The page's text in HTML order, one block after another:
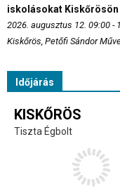
iskolásokat Kiskőrösön
2026. augusztus 12. 09:00 -
Kiskőrös, Petőfi Sándor
Időjárás
KISKŐRÖS
Tiszta Égbolt